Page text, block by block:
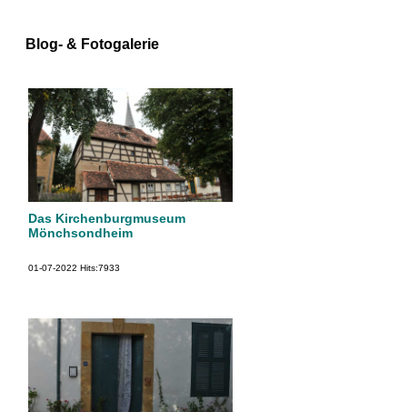
Blog- & Fotogalerie
Das Kirchenburgmuseum
Mönchsondheim
01-07-2022 Hits:7933